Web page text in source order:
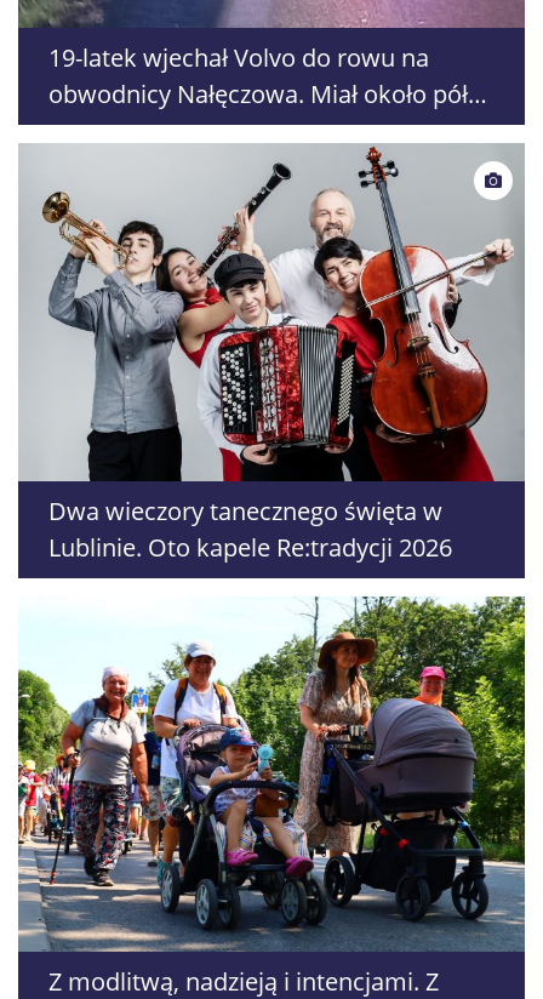
19-latek wjechał Volvo do rowu na
obwodnicy Nałęczowa. Miał około pół
promila alkoholu
Dwa wieczory tanecznego święta w
Lublinie. Oto kapele Re:tradycji 2026
Z modlitwą, nadzieją i intencjami. Z